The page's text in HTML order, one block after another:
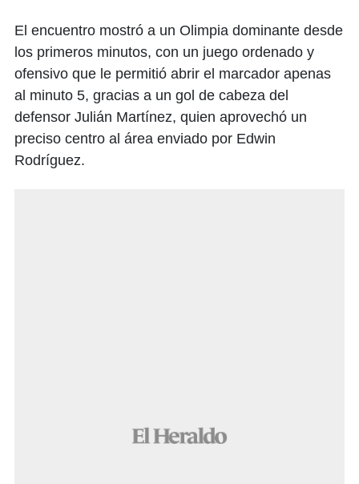
El encuentro mostró a un Olimpia dominante desde
los primeros minutos, con un juego ordenado y
ofensivo que le permitió abrir el marcador apenas
al minuto 5, gracias a un gol de cabeza del
defensor Julián Martínez, quien aprovechó un
preciso centro al área enviado por Edwin
Rodríguez.